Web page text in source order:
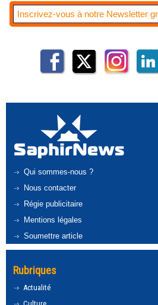
Qui sommes-nous ?
Nous contacter
Régie publicitaire
Mentions légales
Soumettre article
Rubriques
Actualité